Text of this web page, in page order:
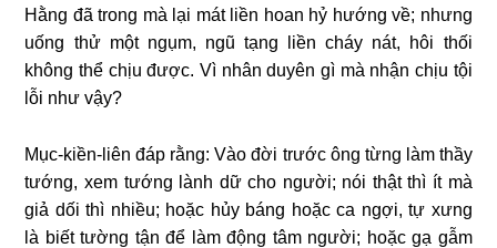
Hằng đã trong mà lại mát liền hoan hỷ hướng về; nhưng
uống thử một ngụm, ngũ tạng liền cháy nát, hôi thối
không thể chịu được. Vì nhân duyên gì mà nhận chịu tội
lỗi như vậy?
Mục-kiền-liên đáp rằng: Vào đời trước ông từng làm thầy
tướng, xem tướng lành dữ cho người; nói thật thì ít mà
giả dối thì nhiều; hoặc hủy báng hoặc ca ngợi, tự xưng
là biết tường tận để làm động tâm người; hoặc gạ gẫm